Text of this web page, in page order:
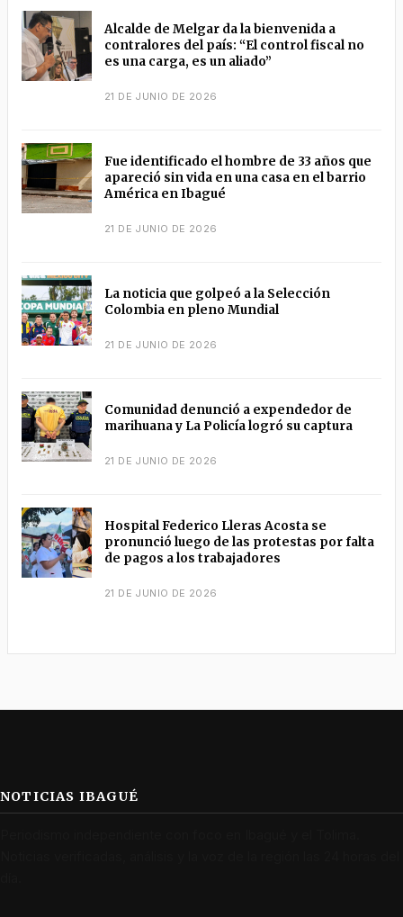
Alcalde de Melgar da la bienvenida a
contralores del país: “El control fiscal no
es una carga, es un aliado”
21 DE JUNIO DE 2026
Fue identificado el hombre de 33 años que
apareció sin vida en una casa en el barrio
América en Ibagué
21 DE JUNIO DE 2026
La noticia que golpeó a la Selección
Colombia en pleno Mundial
21 DE JUNIO DE 2026
Comunidad denunció a expendedor de
marihuana y La Policía logró su captura
21 DE JUNIO DE 2026
Hospital Federico Lleras Acosta se
pronunció luego de las protestas por falta
de pagos a los trabajadores
21 DE JUNIO DE 2026
NOTICIAS IBAGUÉ